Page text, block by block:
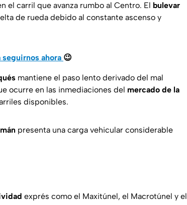
el carril que avanza rumbo al Centro. El bulevar
de rueda debido al constante ascenso y
seguirnos ahora 😉
mantiene el paso lento derivado del mal
ocurre en las inmediaciones del mercado de la
disponibles.
presenta una carga vehicular considerable
exprés como el Maxitúnel, el Macrotúnel y el